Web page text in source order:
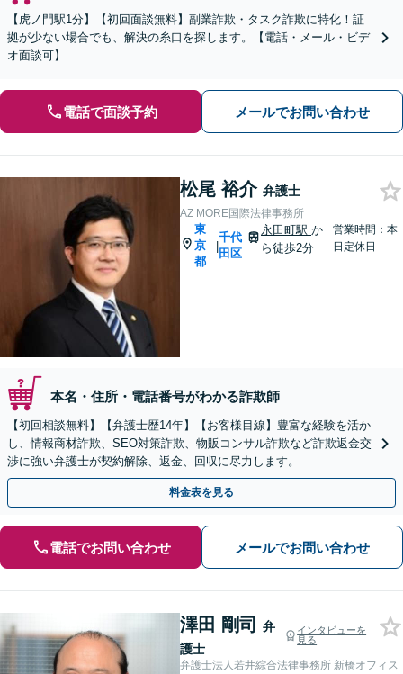
【虎ノ門駅1分】【初回面談無料】副業詐欺・タスク詐欺に特化！証
拠が少ない場合でも、解決の糸口を探します。【電話・メール・ビデ
オ面談可】
電話で面談予約 メールでお問い合わせ
松尾 裕介 弁護士
AZ MORE国際法律事務所
東
京
都
|
千代
田区
永田町駅か
ら徒歩2分
営業時間：本
日定休日
本名・住所・電話番号がわかる詐欺師
【初回相談無料】【弁護士歴14年】【お客様目線】豊富な経験を活か
し、情報商材詐欺、SEO対策詐欺、物販コンサル詐欺など詐欺返金交
渉に強い弁護士が契約解除、返金、回収に尽力します。
料金表を見る
電話でお問い合わせ メールでお問い合わせ
澤田 剛司
弁
護士
インタビューを
見る
弁護士法人若井綜合法律事務所 新橋オフィス